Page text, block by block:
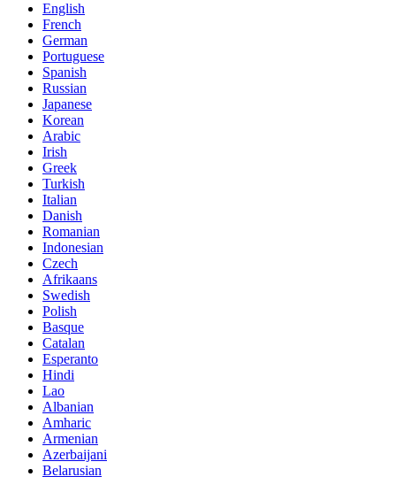
English
French
German
Portuguese
Spanish
Russian
Japanese
Korean
Arabic
Irish
Greek
Turkish
Italian
Danish
Romanian
Indonesian
Czech
Afrikaans
Swedish
Polish
Basque
Catalan
Esperanto
Hindi
Lao
Albanian
Amharic
Armenian
Azerbaijani
Belarusian